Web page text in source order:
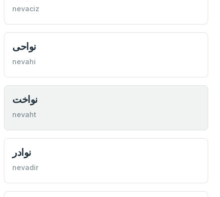
nevaciz
نواحی
nevahi
نواخت
nevaht
نوادر
nevadir